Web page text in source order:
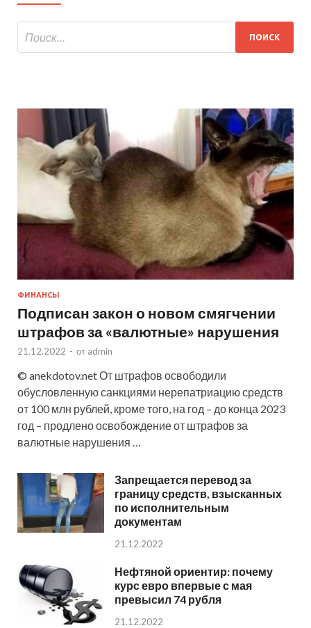
ФИНАНСЫ
Подписан закон о новом смягчении
штрафов за «валютные» нарушения
21.12.2022 - от admin
© anekdotov.net От штрафов освободили
обусловленную санкциями нерепатриацию средств
от 100 млн рублей, кроме того, на год – до конца 2023
год – продлено освобождение от штрафов за
валютные нарушения …
Запрещается перевод за
границу средств, взысканных
по исполнительным
документам
21.12.2022
Нефтяной ориентир: почему
курс евро впервые с мая
превысил 74 рубля
21.12.2022